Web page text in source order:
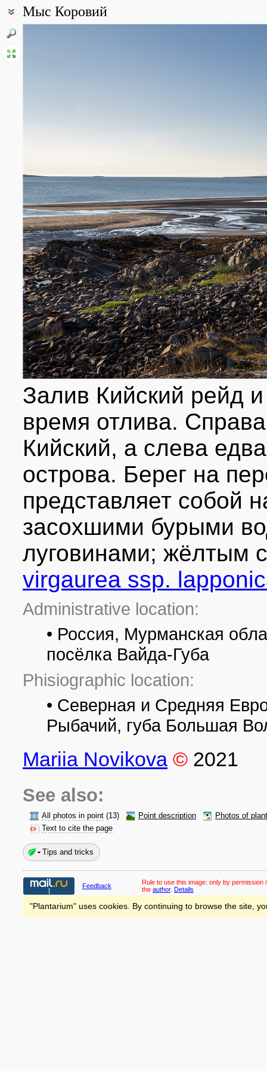
Мыс Коровий
Coordinates:
Залив Кийский рейд
время отлива.
Кийский, а слева
острова. Берег на
представляет собой
засохшими бурыми
луговинами; жёлтым
virgaurea ssp.
Administrative location:
• Россия, Мурманская
посёлка Вайда-Губа
Phisiographic location:
• Северная и Средняя
Рыбачий, губа Большая
Mariia Novikova © 2021
See also:
All photos in point (13) Point description
Photos of
Text to cite the page
Tips and tricks
Feedback Rule to use this image: only by permission
the author. Details
"Plantarium" uses cookies. By continuing to browse the site,